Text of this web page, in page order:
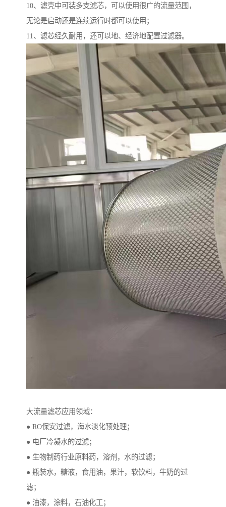
10、滤壳中可装多支滤芯，可以使用很广的流量范围，
无论是启动还是连续运行时都可以使用；
11、滤芯经久耐用，还可以地、经济地配置过滤器。
大流量滤芯应用领域：
● RO保安过滤，海水淡化预处理；
● 电厂冷凝水的过滤；
● 生物制药行业原料药，溶剂，水的过滤；
● 瓶装水，糖液，食用油，果汁，软饮料，牛奶的过
滤；
● 油漆，涂料，石油化工；